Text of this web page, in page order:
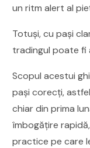
un ritm alert al
Totuși, cu pași
tradingul poate fi
Scopul acestui
pași corecți,
chiar din prima
îmbogățire
practice pe care